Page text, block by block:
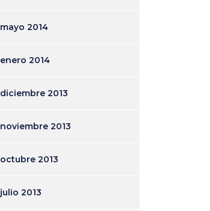
mayo 2014
enero 2014
diciembre 2013
noviembre 2013
octubre 2013
julio 2013